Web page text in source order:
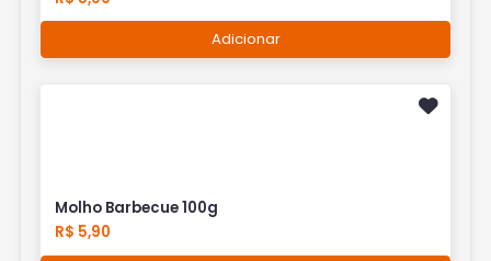
Adicionar
Molho Barbecue 100g
R$ 5,90